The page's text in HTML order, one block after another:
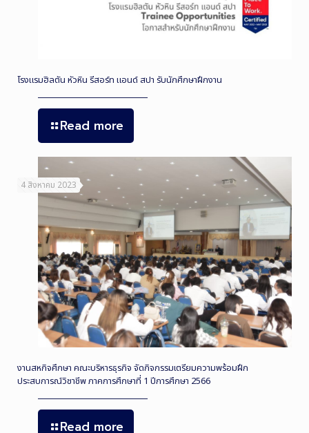
โรงแรมฮิลตัน หัวหิน รีสอร์ท แอนด์ สปา รับนักศึกษาฝึกงาน
Read more
4 สิงหาคม 2023
งานสหกิจศึกษา คณะบริหารธุรกิจ จัดกิจกรรมเตรียมความพร้อมฝึก
ประสบการณ์วิชาชีพ ภาคการศึกษาที่ 1 ปีการศึกษา 2566
Read more